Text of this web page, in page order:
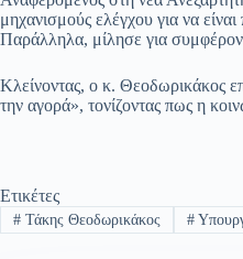
μηχανισμούς ελέγχου για να
Παράλληλα, μίλησε για
Κλείνοντας, ο κ. Θεοδωρικάκος
την αγορά», τονίζοντας πως η
Ετικέτες
#Τάκης Θεοδωρικάκος #